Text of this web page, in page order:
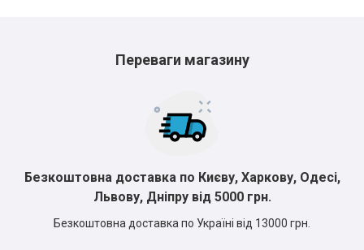
Переваги магазину
Безкоштовна доставка по Києву, Харкову, Одесі,
Львову, Дніпру від 5000 грн.
Безкоштовна доставка по Україні від 13000 грн.